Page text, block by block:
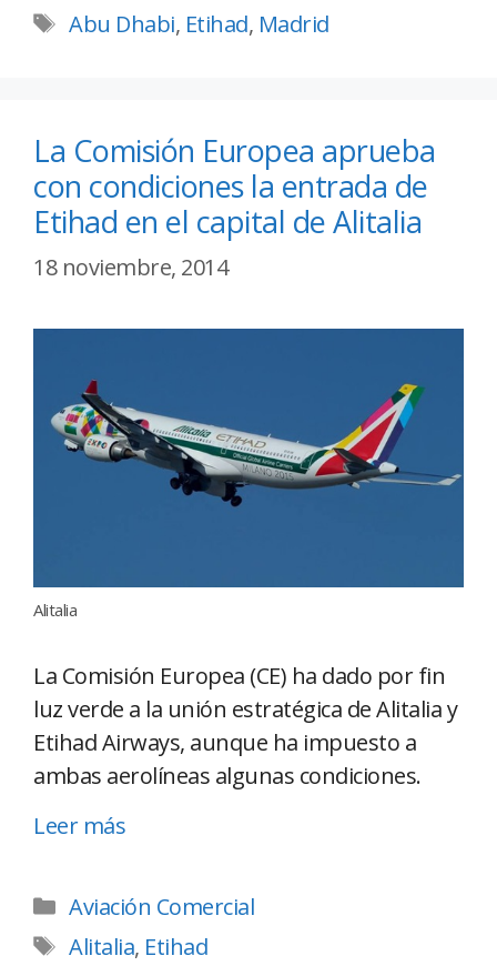
Abu Dhabi, Etihad, Madrid
La Comisión Europea aprueba
con condiciones la entrada de
Etihad en el capital de Alitalia
18 noviembre, 2014
Alitalia
La Comisión Europea (CE) ha dado por fin
luz verde a la unión estratégica de Alitalia y
Etihad Airways, aunque ha impuesto a
ambas aerolíneas algunas condiciones.
Leer más
Aviación Comercial
Alitalia, Etihad